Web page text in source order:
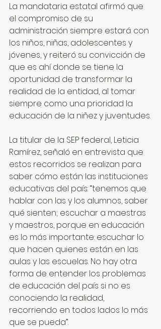
La mandataria estatal afirmó que
el compromiso de su
administración siempre estará con
los niños, niñas, adolescentes y
jóvenes, y reiteró su convicción de
que es ahí donde se tiene la
oportunidad de transformar la
realidad de la entidad, al tomar
siempre como una prioridad la
educación de la niñez y juventudes.
La titular de la SEP federal, Leticia
Ramírez, señaló en entrevista que
estos recorridos se realizan para
saber cómo están las instituciones
educativas del país: “tenemos que
hablar con las y los alumnos, saber
qué sienten; escuchar a maestras
y maestros, porque en educación
es lo más importante: escuchar lo
que hacen quienes están en las
aulas y las escuelas. No hay otra
forma de entender los problemas
de educación del país si no es
conociendo la realidad,
recorriendo en todos lados lo más
que se pueda”.